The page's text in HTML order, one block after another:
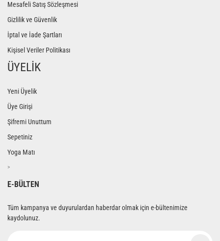
Mesafeli Satış Sözleşmesi
Gizlilik ve Güvenlik
İptal ve İade Şartları
Kişisel Veriler Politikası
ÜYELİK
Yeni Üyelik
Üye Girişi
Şifremi Unuttum
Sepetiniz
Yoga Matı
>
E-BÜLTEN
Tüm kampanya ve duyurulardan haberdar olmak için e-bültenimize
kaydolunuz.